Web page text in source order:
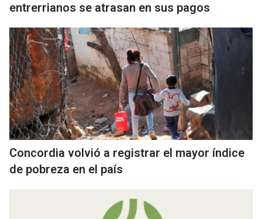
entrerrianos se atrasan en sus pagos
Concordia volvió a registrar el mayor índice
de pobreza en el país